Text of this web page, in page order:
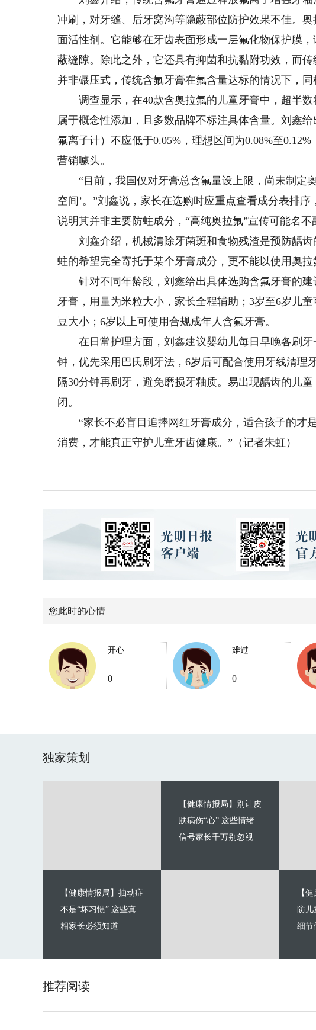
冲刷，对牙缝、后牙窝沟等隐蔽部位防护效果不佳。
面活性剂。它能够在牙齿表面形成一层氟化物保护膜
蔽缝隙。除此之外，它还具有抑菌和抗黏附功效，而
并非碾压式，传统含氟牙膏在氟含量达标的情况下，同
调查显示，在40款含奥拉氟的儿童牙膏中，超半数
属于概念性添加，且多数品牌不标注具体含量。刘鑫
氟离子计）不应低于0.05%，理想区间为0.08%至
营销噱头。
“目前，我国仅对牙膏总含氟量设上限，尚未制定
空间’。”刘鑫说，家长在选购时应重点查看成分表排
说明其并非主要防蛀成分，“高纯奥拉氟”宣传可能名不
刘鑫介绍，机械清除牙菌斑和食物残渣是预防龋齿
蛀的希望完全寄托于某个牙膏成分，更不能以使用奥拉
针对不同年龄段，刘鑫给出具体选购含氟牙膏的建
牙膏，用量为米粒大小，家长全程辅助；3岁至6岁儿
豆大小；6岁以上可使用合规成年人含氟牙膏。
在日常护理方面，刘鑫建议婴幼儿每日早晚各刷牙
钟，优先采用巴氏刷牙法，6岁后可配合使用牙线清理
隔30分钟再刷牙，避免磨损牙釉质。易出现龋齿的儿
闭。
“家长不必盲目追捧网红牙膏成分，适合孩子的才
消费，才能真正守护儿童牙齿健康。”（记者朱虹）
您此时的心情
开心
0
难过
0
独家策划
【健康情报局】别让皮
肤病伤“心” 这些情绪
信号家长千万别忽视
【健康情报局】抽动症
不是“坏习惯” 这些真
相家长必须知道
【
防
细节
推荐阅读